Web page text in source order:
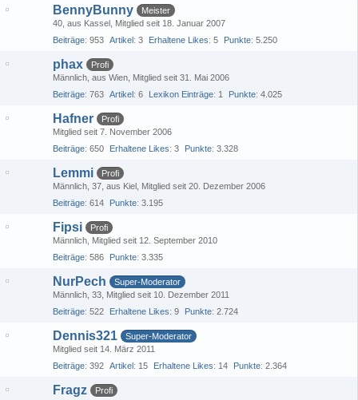
BennyBunny
Meister
40 aus Kassel Mitglied seit 18. Januar 2007
Beiträge 953 Artikel 3 Erhaltene Likes 5 Punkte 5.250
phax
Profi
Männlich aus Wien Mitglied seit 31. Mai 2006
Beiträge 763 Artikel 6 Lexikon Einträge 1 Punkte 4.025
Hafner
Profi
Mitglied seit 7. November 2006
Beiträge 650 Erhaltene Likes 3 Punkte 3.328
Lemmi
Profi
Männlich 37 aus Kiel Mitglied seit 20. Dezember 2006
Beiträge 614 Punkte 3.195
Fipsi
Profi
Männlich Mitglied seit 12. September 2010
Beiträge 586 Punkte 3.335
NurPech
Super-Moderator
Männlich 33 Mitglied seit 10. Dezember 2011
Beiträge 522 Erhaltene Likes 9 Punkte 2.724
Dennis321
Super-Moderator
Mitglied seit 14. März 2011
Beiträge 392 Artikel 15 Erhaltene Likes 14 Punkte 2.364
Fragz
Profi